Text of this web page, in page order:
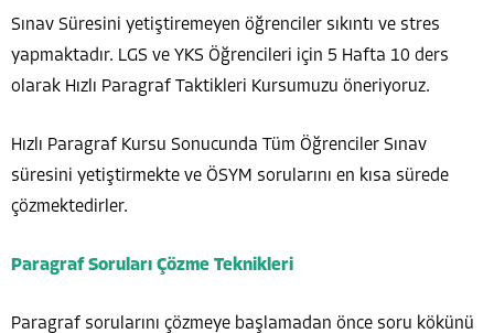
Sınav Süresini yetiştiremeyen öğrenciler sıkıntı ve stres
yapmaktadır. LGS ve YKS Öğrencileri için 5 Hafta 10 ders
olarak Hızlı Paragraf Taktikleri Kursumuzu öneriyoruz.
Hızlı Paragraf Kursu Sonucunda Tüm Öğrenciler Sınav
süresini yetiştirmekte ve ÖSYM sorularını en kısa sürede
çözmektedirler.
Paragraf Soruları Çözme Teknikleri
Paragraf sorularını çözmeye başlamadan önce soru kökünü